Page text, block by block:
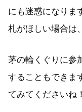
にも迷惑になりま
札がほしい場合は
茅の輪くぐりに参
することもできま
てみてくださいね！